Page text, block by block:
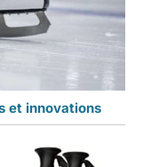
et innovations